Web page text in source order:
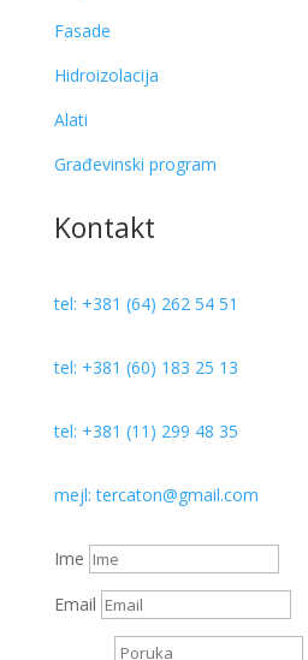
Fasade
Hidroizolacija
Alati
Građevinski program
Kontakt
tel: +381 (64) 262 54 51
tel: +381 (60) 183 25 13
tel: +381 (11) 299 48 35
mejl: tercaton@gmail.com
Ime
Email